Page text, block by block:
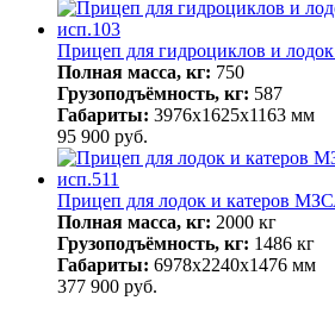
Прицеп для гидроциклов и
Полная масса, кг: 750
Грузоподъёмность, кг: 587
Габариты: 3976х1625х1163 мм
95 900 руб.
Прицеп для лодок и катеров
Полная масса, кг: 2000 кг
Грузоподъёмность, кг: 1486 кг
Габариты: 6978х2240х1476 мм
377 900 руб.